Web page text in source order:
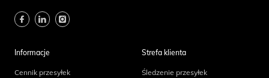
Informacje
Cennik przesyłek
Strefa klienta
Śledzenie przesyłek